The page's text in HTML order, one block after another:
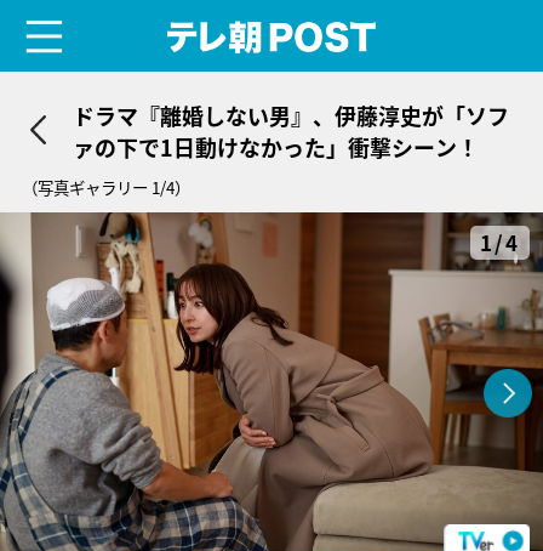
ドラマ『離婚しない男』、伊藤淳史が「ソフ
ァの下で1日動けなかった」衝撃シーン！
（写真ギャラリー 1/4）
1/4